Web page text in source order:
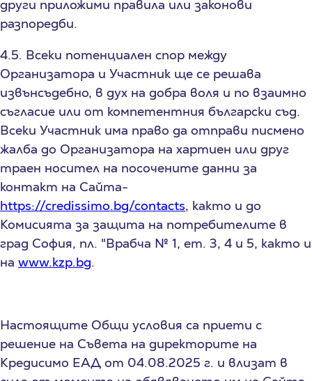
други приложими правила или законови
разпоредби.
4.5. Всеки потенциален спор между
Организатора и Участник ще се решава
извънсъдебно, в дух на добра воля и по взаимно
съгласие или от компетентния български съд.
Всеки Участник има право да отправи писмено
жалба до Организатора на хартиен или друг
траен носител на посочените данни за
контакт на Сайта-
https://credissimo.bg/contacts, както и до
Комисията за защита на потребителите в
град София, пл. "Врабча № 1, ет. 3, 4 и 5, както и
на www.kzp.bg.
Настоящите Общи условия са приети с
решение на Съвета на директорите на
Кредисимо ЕАД от 04.08.2025 г. и влизат в